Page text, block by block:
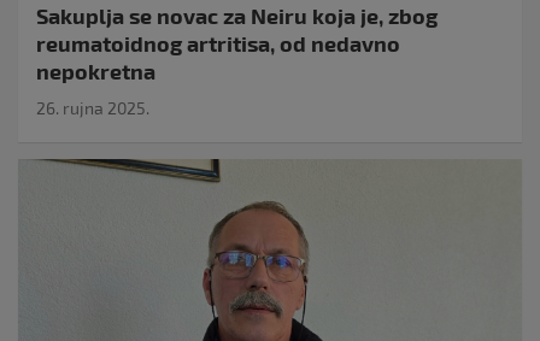
Sakuplja se novac za Neiru koja je, zbog
reumatoidnog artritisa, od nedavno
nepokretna
26. rujna 2025.